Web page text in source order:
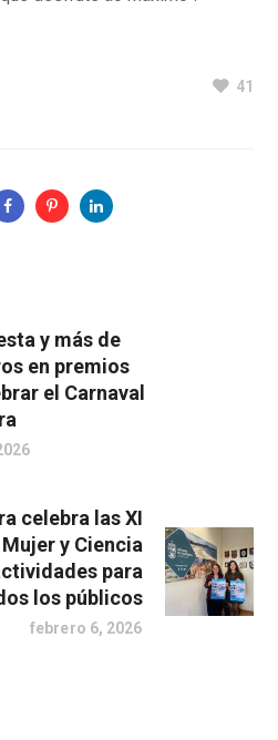
41
y más de
en premios
el Carnaval
celebra las XI
y Ciencia
para
los públicos
febrero 6, 2026